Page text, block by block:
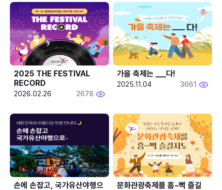
2025 THE FESTIVAL
RECORD
2026.02.26 2678
2025.11.04 3661
손에 손잡고, 국가유산야행으
문화관광축제를 흠~뻑 즐길